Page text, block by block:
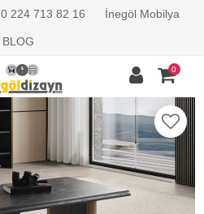
0 224 713 82 16 İnegöl Mobilya
BLOG
0